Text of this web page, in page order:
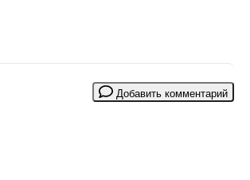
Добавить комментарий